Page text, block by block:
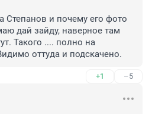
Степанов и почему его фото
дай зайду, наверное там
Такого .... полно на
оттуда и подскачено.
+1 –5